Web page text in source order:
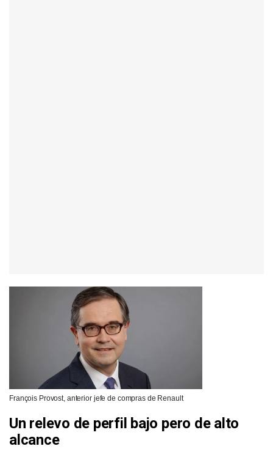
François Provost, anterior jefe de compras de Renault
Un relevo de perfil bajo pero de alto
alcance